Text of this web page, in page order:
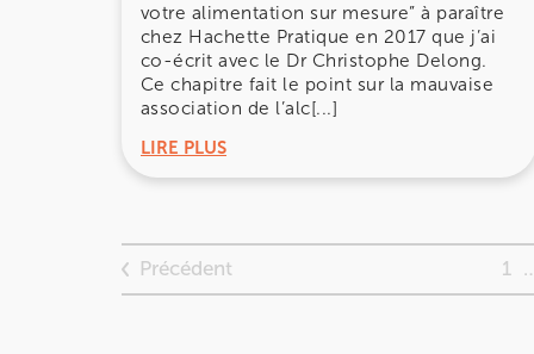
votre alimentation sur mesure” à paraître
chez Hachette Pratique en 2017 que j’ai
co-écrit avec le Dr Christophe Delong.
Ce chapitre fait le point sur la mauvaise
association de l’alc[...]
LIRE PLUS
Précédent 1
PARIS 9 – PETRELLE
6 Rue Petrelle 75009 Paris
6 Rue Petrelle 75009 Paris
01 71 97 53 67
Prenez RDV sur